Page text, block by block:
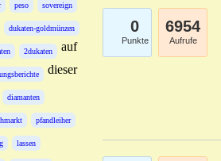
peso sovereign
dukaten-goldmünzen
2dukaten
diamanten
pfandleiher
lassen
auf
dieser
0
Punkte
6954
Aufrufe